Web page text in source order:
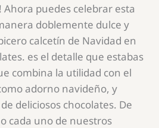
Ahora puedes celebrar esta
doblemente dulce y
calcetín de Navidad en
es el detalle que estabas
combina la utilidad con el
adorno navideño, y
deliciosos chocolates. De
cada uno de nuestros